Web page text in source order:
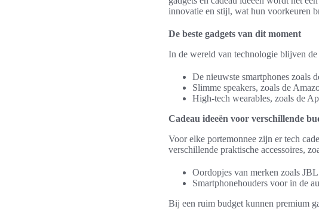
innovatie en stijl, wat hun voorkeuren
De beste gadgets van dit moment
In de wereld van technologie blijven de
De nieuwste smartphones zoals
Slimme speakers, zoals de
High-tech wearables, zoals de
Cadeau ideeën voor verschillende
Voor elke portemonnee zijn er tech
verschillende praktische accessoires,
Oordopjes van merken zoals
Smartphonehouders voor in de
Bij een ruim budget kunnen premium